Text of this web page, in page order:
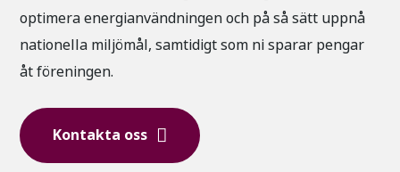
optimera energianvändningen och på så sätt uppnå
nationella miljömål, samtidigt som ni sparar pengar
åt föreningen.
Kontakta oss